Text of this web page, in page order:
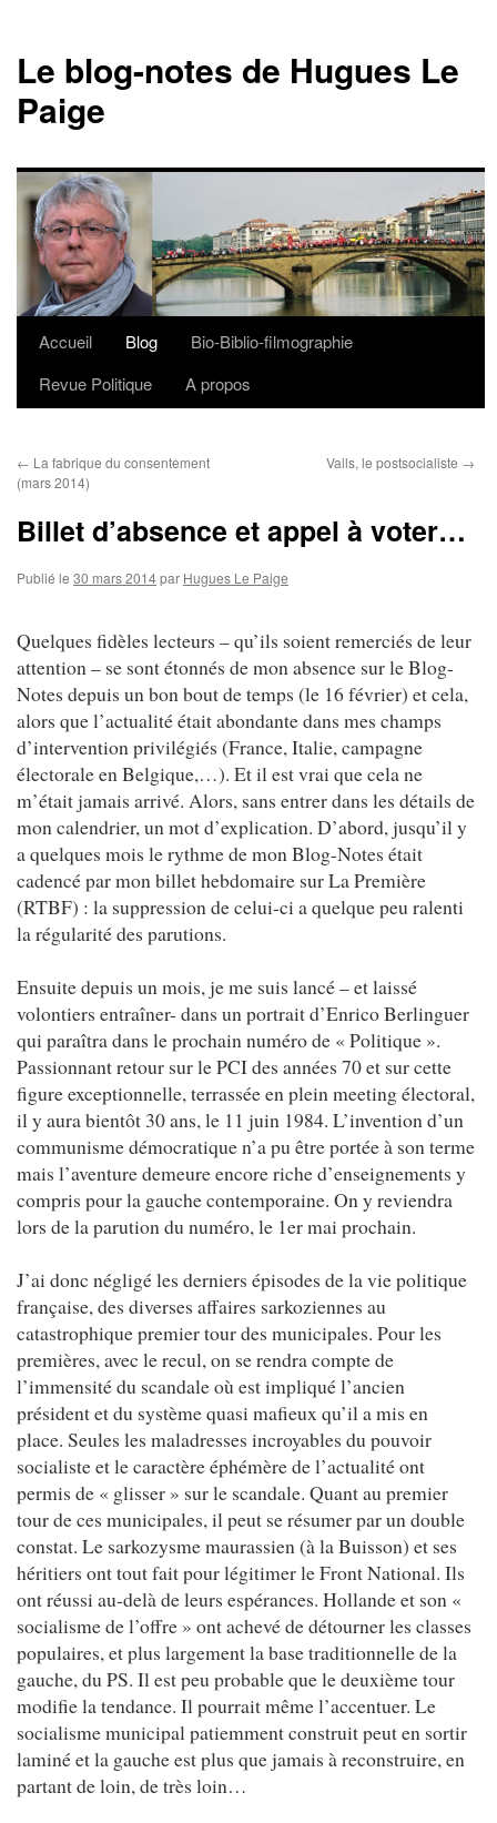
Le blog-notes de Hugues Le
Paige
Aller
Accueil Blog
Bio-Biblio-filmographie
Revue Politique
A propos
← La fabrique du consentement
(mars 2014)
Valls, le postsocialiste →
Billet d’absence et appel à voter…
Publié le 30 mars 2014par Hugues Le Paige
Quelques fidèles lecteurs – qu’ils soient remerciés de leur
attention – se sont étonnés de mon absence sur le Blog-
Notes depuis un bon bout de temps (le 16 février) et cela,
alors que l’actualité était abondante dans mes champs
d’intervention privilégiés (France, Italie, campagne
électorale en Belgique,…). Et il est vrai que cela ne
m’était jamais arrivé. Alors, sans entrer dans les détails de
mon calendrier, un mot d’explication. D’abord, jusqu’il y
a quelques mois le rythme de mon Blog-Notes était
cadencé par mon billet hebdomaire sur La Première
(RTBF) : la suppression de celui-ci a quelque peu ralenti
la régularité des parutions.
Ensuite depuis un mois, je me suis lancé – et laissé
volontiers entraîner- dans un portrait d’Enrico Berlinguer
qui paraîtra dans le prochain numéro de « Politique ».
Passionnant retour sur le PCI des années 70 et sur cette
figure exceptionnelle, terrassée en plein meeting électoral,
il y aura bientôt 30 ans, le 11 juin 1984. L’invention d’un
communisme démocratique n’a pu être portée à son terme
mais l’aventure demeure encore riche d’enseignements y
compris pour la gauche contemporaine. On y reviendra
lors de la parution du numéro, le 1er mai prochain.
J’ai donc négligé les derniers épisodes de la vie politique
française, des diverses affaires sarkoziennes au
catastrophique premier tour des municipales. Pour les
premières, avec le recul, on se rendra compte de
l’immensité du scandale où est impliqué l’ancien
président et du système quasi mafieux qu’il a mis en
place. Seules les maladresses incroyables du pouvoir
socialiste et le caractère éphémère de l’actualité ont
permis de « glisser » sur le scandale. Quant au premier
tour de ces municipales, il peut se résumer par un double
constat. Le sarkozysme maurassien (à la Buisson) et ses
héritiers ont tout fait pour légitimer le Front National. Ils
ont réussi au-delà de leurs espérances. Hollande et son «
socialisme de l’offre » ont achevé de détourner les classes
populaires, et plus largement la base traditionnelle de la
gauche, du PS. Il est peu probable que le deuxième tour
modifie la tendance. Il pourrait même l’accentuer. Le
socialisme municipal patiemment construit peut en sortir
laminé et la gauche est plus que jamais à reconstruire, en
partant de loin, de très loin…